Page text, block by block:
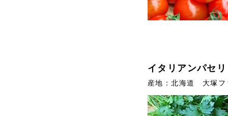
イタリアンパセリ
産地：北海道 大塚フ